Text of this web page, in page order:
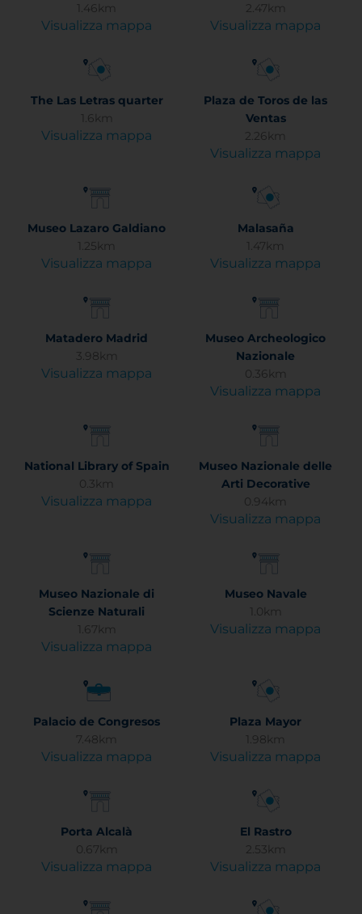
1.46km
Visualizza mappa
2.47km
Visualizza mappa
The Las Letras quarter
1.6km
Visualizza mappa
Plaza de Toros de las
Ventas
2.26km
Visualizza mappa
Museo Lazaro Galdiano
1.25km
Visualizza mappa
Malasaña
1.47km
Visualizza mappa
Matadero Madrid
3.98km
Visualizza mappa
Museo Archeologico
Nazionale
0.36km
Visualizza mappa
National Library of Spain
0.3km
Visualizza mappa
Museo Nazionale delle
Arti Decorative
0.94km
Visualizza mappa
Museo Nazionale di
Scienze Naturali
1.67km
Visualizza mappa
Museo Navale
1.0km
Visualizza mappa
Palacio de Congresos
7.48km
Visualizza mappa
Plaza Mayor
1.98km
Visualizza mappa
Porta Alcalà
0.67km
Visualizza mappa
El Rastro
2.53km
Visualizza mappa